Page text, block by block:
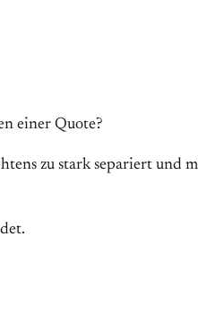
einer Quote?
zu stark separiert und